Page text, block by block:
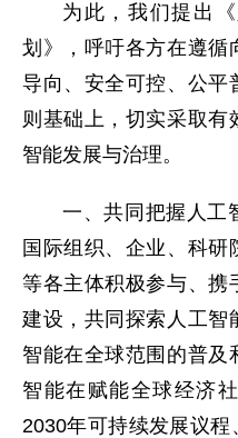
为此，我们提出
划》，呼吁各方在遵循
导向、安全可控、公平
则基础上，切实采取有
智能发展与治理。
一、共同把握人工
国际组织、企业、科研
等各主体积极参与、携
建设，共同探索人工智
智能在全球范围的普及
智能在赋能全球经济
2030年可持续发展议